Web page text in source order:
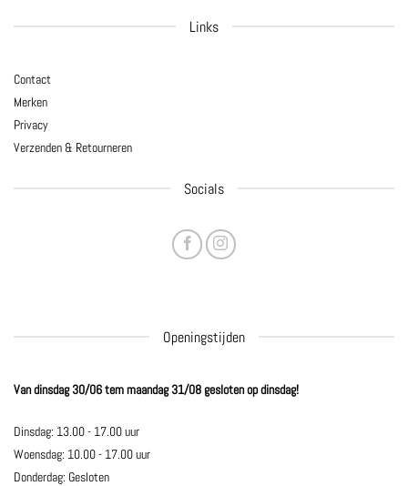
Links
Contact
Merken
Privacy
Verzenden & Retourneren
Socials
Openingstijden
Van dinsdag 30/06 tem maandag 31/08 gesloten op dinsdag!
Dinsdag: 13.00 - 17.00 uur
Woensdag: 10.00 - 17.00 uur
Donderdag: Gesloten